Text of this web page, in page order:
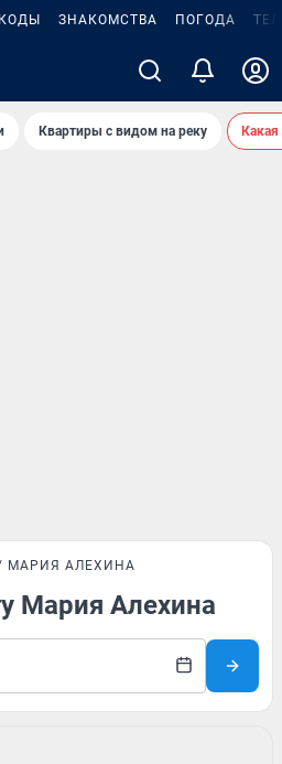
ЗНАКОМСТВА ПОГОДА
Квартиры с видом на реку
МАРИЯ АЛЕХИНА
Мария Алехина